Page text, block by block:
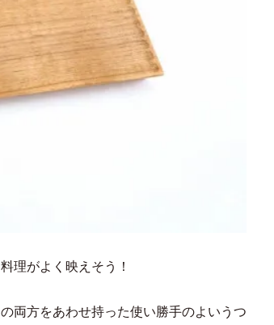
理がよく映えそう！
両方をあわせ持った使い勝手のよいうつ